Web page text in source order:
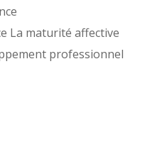
La maturité affective
professionnel